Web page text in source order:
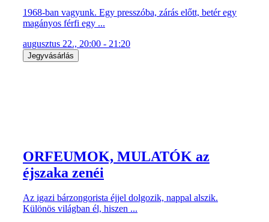
1968-ban vagyunk. Egy presszóba, zárás előtt, betér egy
magányos férfi egy ...
augusztus 22., 20:00 - 21:20
Jegyvásárlás
ORFEUMOK, MULATÓK az
éjszaka zenéi
Az igazi bárzongorista éjjel dolgozik, nappal alszik.
Különös világban él, hiszen ...